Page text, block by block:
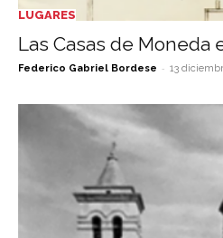
LUGARES
Las Casas de Moneda
Federico Gabriel Bordese - 13